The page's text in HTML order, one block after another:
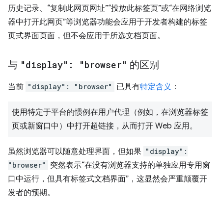
历史记录、“复制此网页网址”“投放此标签页”或“在网络浏览
器中打开此网页”等浏览器功能会应用于开发者构建的标签
页式界面页面，但不会应用于所选文档页面。
与 "display": "browser" 的区别
当前 "display": "browser" 已具有特定含义 ：
使用特定于平台的惯例在用户代理（例如，在浏览器标签
页或新窗口中）中打开超链接，从而打开 Web 应用。
虽然浏览器可以随意处理界面，但如果 "display":
"browser"
突然表示“在没有浏览器支持的单独应用专用窗
口中运行，但具有标签式文档界面”，这显然会严重颠覆开
发者的预期。